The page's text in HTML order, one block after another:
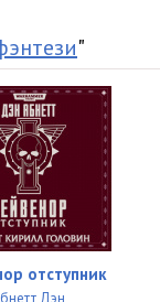
"
отступник
Дэн